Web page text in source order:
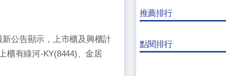
新公告顯示，上市櫃及興櫃計
櫃有綠河-KY(8444)、金居
推薦排行
點閱排行